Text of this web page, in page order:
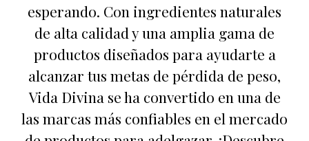
esperando. Con ingredientes naturales
de alta calidad y una amplia gama de
productos diseñados para ayudarte a
alcanzar tus metas de pérdida de peso,
Vida Divina se ha convertido en una de
las marcas más confiables en el mercado